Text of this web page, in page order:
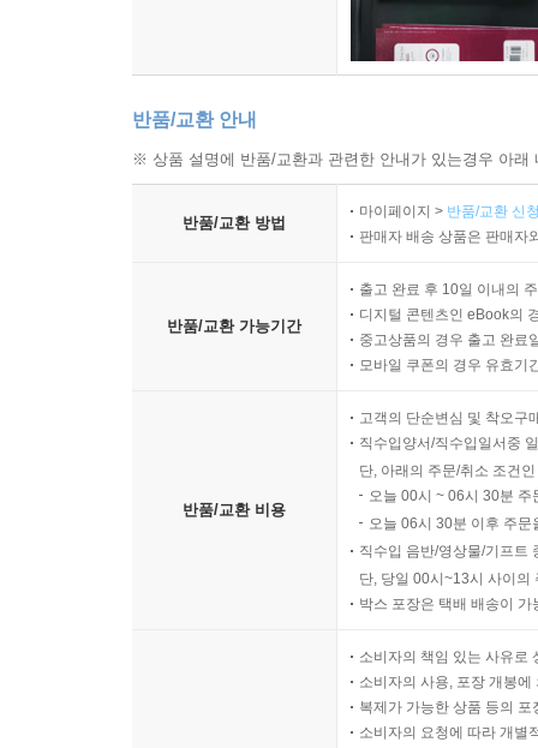
반품/교환 안내
※ 상품 설명에 반품/교환과 관련한 안내가 있는경우 아
반품/교환 방법
마이페이지 > 반품/교환 신
판매자 배송 상품은 판매자
반품/교환 가능기간
출고 완료 후 10일 이내의
디지털 콘텐츠인 eBook의
중고상품의 경우 출고 완료
모바일 쿠폰의 경우 유효기
반품/교환 비용
고객의 단순변심 및 착오구
직수입양서/직수입일서중
단, 아래의 주문/취소 조건
오늘 00시 ~ 06시 30분
오늘 06시 30분 이후 주
직수입 음반/영상물/기프트
단, 당일 00시~13시 사이의
박스 포장은 택배 배송이
소비자의 책임 있는 사유로
소비자의 사용, 포장 개봉
복제가 가능한 상품 등의
소비자의 요청에 따라 개별